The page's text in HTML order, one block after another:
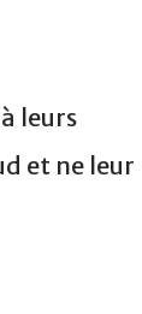
leurs
et ne leur